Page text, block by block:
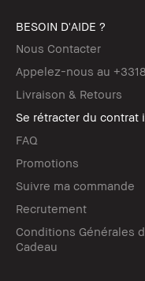
BESOIN D'AIDE ?
Nous Contacter
Appelez-nous au
Livraison & Retours
Se rétracter du contrat
FAQ
Promotions
Suivre ma commande
Recrutement
Conditions Générales
Cadeau